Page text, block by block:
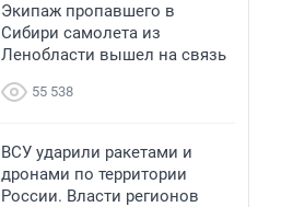
Экипаж пропавшего в
Сибири самолета из
Ленобласти вышел на связь
55 538
ВСУ ударили ракетами и
дронами по территории
России. Власти регионов